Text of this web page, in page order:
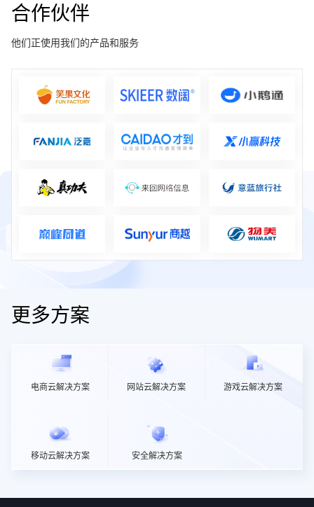
合作伙伴
他们正使用我们的产品和服务
更多方案
电商云解决方案 网站云解决方案 游戏云解决方案
移动云解决方案 安全解决方案